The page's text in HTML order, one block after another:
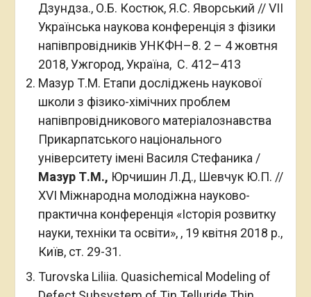
Дзундза., О.Б. Костюк, Я.С. Яворський // VII
Українська наукова конференція з фізики
напівпровідників УНКФН–8. 2 – 4 жовтня
2018, Ужгород, Україна, С. 412–413
Мазур Т.М. Етапи досліджень наукової
школи з фізико-хімічних проблем
напівпровідникового матеріалознавства
Прикарпатського національного
університету імені Василя Стефаника /
Мазур Т.М., Юрчишин Л.Д., Шевчук Ю.П. //
XVI Міжнародна молодіжна науково-
практична конференція «Історія розвитку
науки, техніки та освіти», , 19 квітня 2018 р.,
Київ, ст. 29-31.
Turovska Liliia. Quasichemical Modeling of